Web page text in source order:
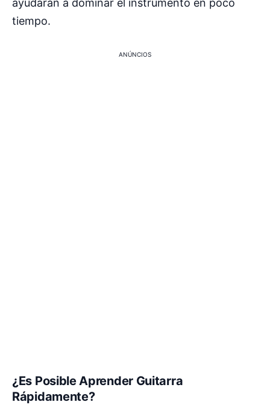
ayudarán a dominar el instrumento en poco
tiempo.
ANÚNCIOS
¿Es Posible Aprender Guitarra
Rápidamente?